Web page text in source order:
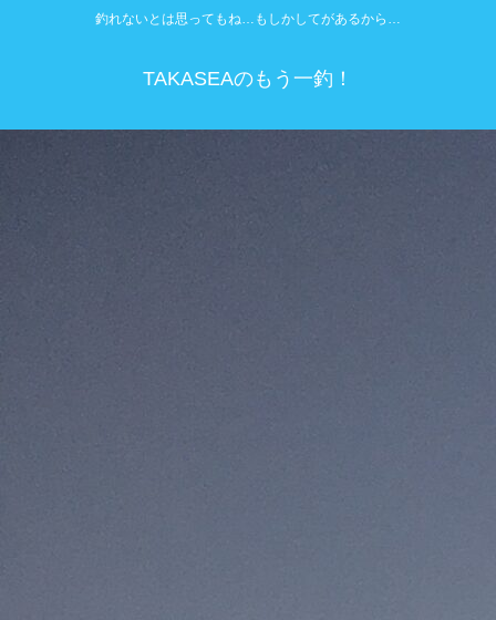
釣れないとは思ってもね…もしかしてがあるから…
TAKASEAのもう一釣！